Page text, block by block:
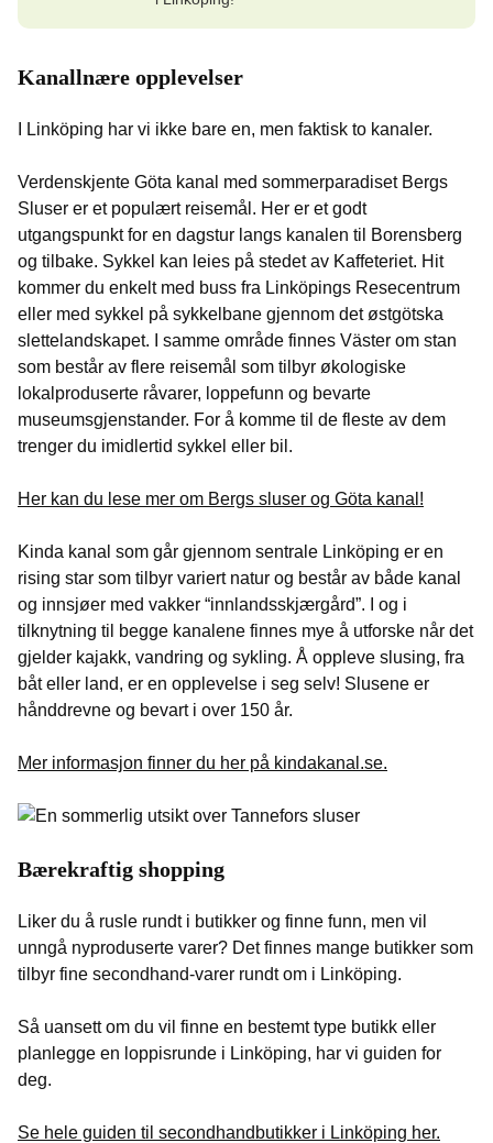
Kanallnære opplevelser
I Linköping har vi ikke bare en, men faktisk to kanaler.
Verdenskjente Göta kanal med sommerparadiset Bergs
Sluser er et populært reisemål. Her er et godt
utgangspunkt for en dagstur langs kanalen til Borensberg
og tilbake. Sykkel kan leies på stedet av Kaffeteriet. Hit
kommer du enkelt med buss fra Linköpings Resecentrum
eller med sykkel på sykkelbane gjennom det østgötska
slettelandskapet. I samme område finnes Väster om stan
som består av flere reisemål som tilbyr økologiske
lokalproduserte råvarer, loppefunn og bevarte
museumsgjenstander. For å komme til de fleste av dem
trenger du imidlertid sykkel eller bil.
Her kan du lese mer om Bergs sluser og Göta kanal!
Kinda kanal som går gjennom sentrale Linköping er en
rising star som tilbyr variert natur og består av både kanal
og innsjøer med vakker “innlandsskjærgård”. I og i
tilknytning til begge kanalene finnes mye å utforske når det
gjelder kajakk, vandring og sykling. Å oppleve slusing, fra
båt eller land, er en opplevelse i seg selv! Slusene er
hånddrevne og bevart i over 150 år.
Mer informasjon finner du her på kindakanal.se.
Bærekraftig shopping
Liker du å rusle rundt i butikker og finne funn, men vil
unngå nyproduserte varer? Det finnes mange butikker som
tilbyr fine secondhand-varer rundt om i Linköping.
Så uansett om du vil finne en bestemt type butikk eller
planlegge en loppisrunde i Linköping, har vi guiden for
deg.
Se hele guiden til secondhandbutikker i Linköping her.